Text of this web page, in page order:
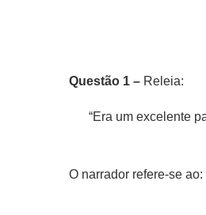
Questão 1 – Releia:
“Era um excelente
O narrador refere-se ao: